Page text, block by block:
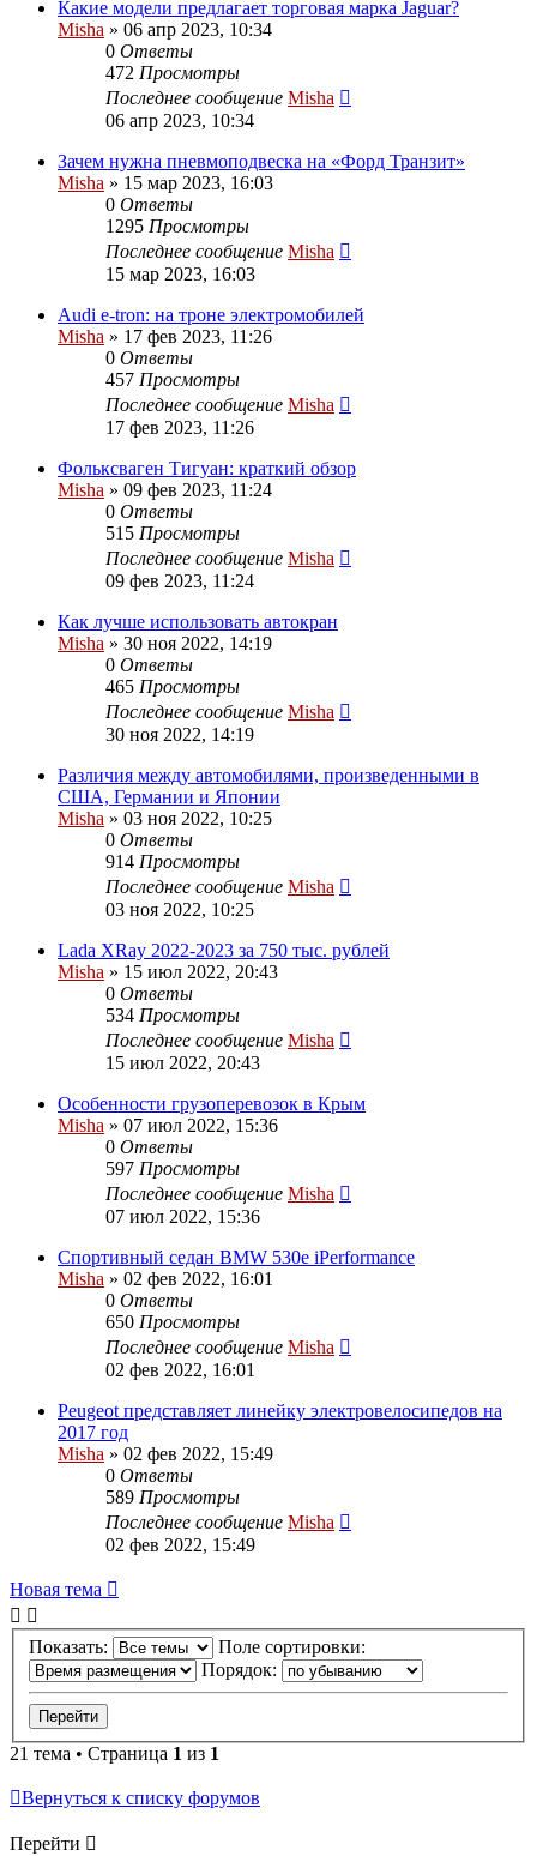
Какие модели предлагает торговая марка Jaguar?
Misha » 06 апр 2023, 10:34
0 Ответы
472 Просмотры
Последнее сообщение Misha
06 апр 2023, 10:34
Зачем нужна пневмоподвеска на «Форд Транзит»
Misha » 15 мар 2023, 16:03
0 Ответы
1295 Просмотры
Последнее сообщение Misha
15 мар 2023, 16:03
Audi e-tron: на троне электромобилей
Misha » 17 фев 2023, 11:26
0 Ответы
457 Просмотры
Последнее сообщение Misha
17 фев 2023, 11:26
Фольксваген Тигуан: краткий обзор
Misha » 09 фев 2023, 11:24
0 Ответы
515 Просмотры
Последнее сообщение Misha
09 фев 2023, 11:24
Как лучше использовать автокран
Misha » 30 ноя 2022, 14:19
0 Ответы
465 Просмотры
Последнее сообщение Misha
30 ноя 2022, 14:19
Различия между автомобилями, произведенными в
США, Германии и Японии
Misha » 03 ноя 2022, 10:25
0 Ответы
914 Просмотры
Последнее сообщение Misha
03 ноя 2022, 10:25
Lada XRay 2022-2023 за 750 тыс. рублей
Misha » 15 июл 2022, 20:43
0 Ответы
534 Просмотры
Последнее сообщение Misha
15 июл 2022, 20:43
Особенности грузоперевозок в Крым
Misha » 07 июл 2022, 15:36
0 Ответы
597 Просмотры
Последнее сообщение Misha
07 июл 2022, 15:36
Спортивный седан BMW 530e iPerformance
Misha » 02 фев 2022, 16:01
0 Ответы
650 Просмотры
Последнее сообщение Misha
02 фев 2022, 16:01
Peugeot представляет линейку электровелосипедов на
2017 год
Misha » 02 фев 2022, 15:49
0 Ответы
589 Просмотры
Последнее сообщение Misha
02 фев 2022, 15:49
Новая тема
Показать:
Поле сортировки:
Порядок:
21 тема • Страница 1 из 1
Вернуться к списку форумов
Перейти